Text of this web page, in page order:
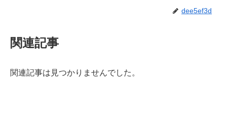
dee5ef3d
関連記事
関連記事は見つかりませんでした。